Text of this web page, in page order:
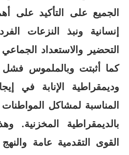
الجميع على التأكيد على
إنسانية ونبذ النزعات
التحضير والاستعداد
كما أثبتت وبالملموس فشل
وديمقراطية الإنابة في
المناسبة لمشاكل
بالديمقراطية
القوى التقدمية عامة